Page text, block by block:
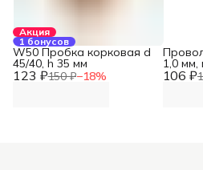
Акция
1 бонусов
123 ₽150 ₽−18%
W50 Пробка корковая d
45/40, h 35 мм
106 ₽
1,0 мм,